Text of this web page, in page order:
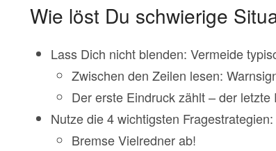
Wie löst Du schwierige
Lass Dich nicht blenden: Vermeide
Zwischen den Zeilen lesen:
Der erste Eindruck zählt – der letzte
Nutze die 4 wichtigsten Fragestrategien:
Bremse Vielredner ab!